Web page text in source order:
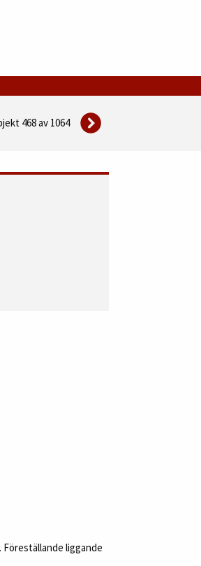
468 av 1064
liggande